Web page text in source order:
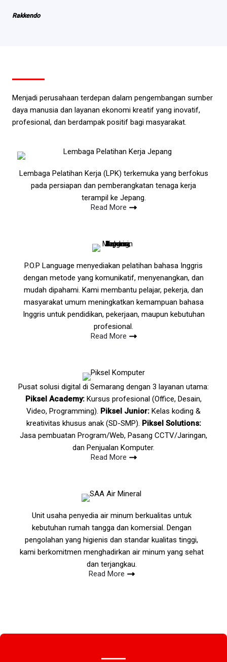
Rakkendo
Menjadi perusahaan terdepan dalam pengembangan sumber
daya manusia dan layanan ekonomi kreatif yang inovatif,
profesional, dan berdampak positif bagi masyarakat.
Lembaga Pelatihan Kerja (LPK) terkemuka yang berfokus
pada persiapan dan pemberangkatan tenaga kerja
terampil ke Jepang.
Read More
P.O.P Language menyediakan pelatihan bahasa Inggris
dengan metode yang komunikatif, menyenangkan, dan
mudah dipahami. Kami membantu pelajar, pekerja, dan
masyarakat umum meningkatkan kemampuan bahasa
Inggris untuk pendidikan, pekerjaan, maupun kebutuhan
profesional.
Read More
Pusat solusi digital di Semarang dengan 3 layanan utama:
Piksel Academy: Kursus profesional (Office, Desain,
Video, Programming). Piksel Junior: Kelas koding &
kreativitas khusus anak (SD-SMP). Piksel Solutions:
Jasa pembuatan Program/Web, Pasang CCTV/Jaringan,
dan Penjualan Komputer.
Read More
Unit usaha penyedia air minum berkualitas untuk
kebutuhan rumah tangga dan komersial. Dengan
pengolahan yang higienis dan standar kualitas tinggi,
kami berkomitmen menghadirkan air minum yang sehat
dan terjangkau.
Read More